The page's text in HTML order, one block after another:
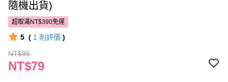
隨機出貨)
超取滿NT$390免運
5 ( 1 則評價 )
NT$95
NT$79